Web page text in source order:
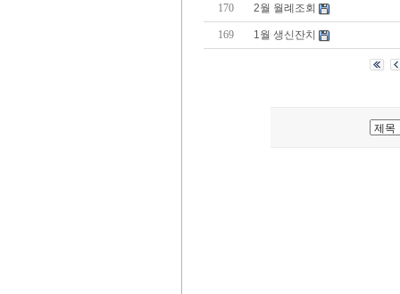
170 2월 월례조회
169 1월 생신잔치